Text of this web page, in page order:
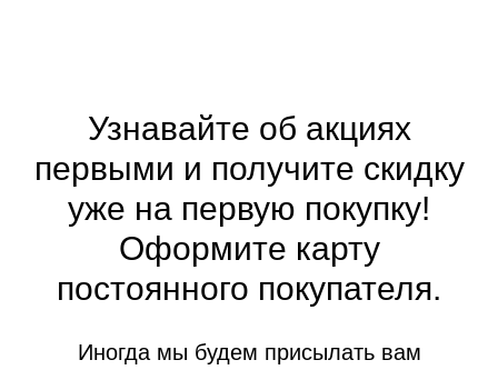
Узнавайте об акциях
первыми и получите скидку
уже на первую покупку!
Оформите карту
постоянного покупателя.
Иногда мы будем присылать вам